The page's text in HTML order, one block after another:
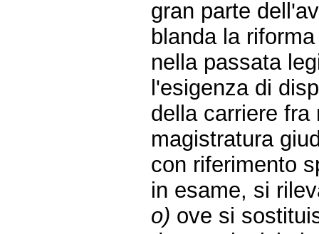
gran parte
blanda la
nella passata
l'esigenza di
della carriere fra
magistratura
con riferimento
in esame, si
o) ove si